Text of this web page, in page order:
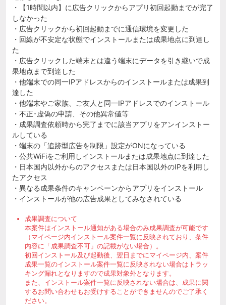
・【1時間以内】に広告クリックからアプリ初回起動までが完了
しなかった
・広告クリックから初回起動までに通信環境を変更した
・回線が不安定な状態でインストールまたは成果地点に到達し
た
・広告クリックした端末とは違う端末にデータを引き継いで成
果地点まで到達した
・他端末での同一IPアドレスからのインストールまたは成果到
達した
・他端末やご家族、ご友人と同一IPアドレスでのインストール
・不正･虚偽の申請、その他異常値等
・成果調査依頼時から完了までに該当アプリをアンインストー
ルしている
・端末の「追跡型広告を制限」設定がONになっている
・公共WiFiをご利用しインストールまたは成果地点に到達した
・日本国内以外からのアクセスまたは日本国以外のIPを利用し
たアクセス
・異なる成果条件のキャンペーンからアプリをインストール
・インストールが他の広告成果としてみなされている
成果調査について
本案件はインストール通知がある場合のみ成果調査が可能です
（マイページ内インストール案件一覧に反映されており、条件
内容に「成果調査不可」の記載がない場合）。
初回インストール及び起動後、翌日までにマイページ内、案件
成果一覧のインストール案件一覧に反映されない場合はトラッ
キング漏れとなりますので成果対象外となります。
また、インストール案件一覧に反映されない場合は、成果に関
するお問い合わせもお受けすることができませんのでご了承く
ださい。